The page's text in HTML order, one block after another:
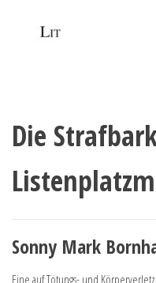
Die
Sonny Mark
Eine auf Tötungs- und